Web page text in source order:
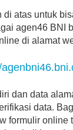
di atas untuk
agen46 BNI
di alamat
dan data
data.
formulir online